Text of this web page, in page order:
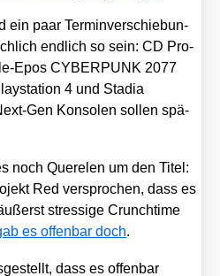
ein paar Ter­min­ver­schie­bun­
end­lich so sein: CD Pro­
Epos CYBERPUNK 2077
4 und Sta­dia
Gen Kon­so­len sol­len spä­
noch Que­re­len um den Titel:
Red ver­spro­chen, dass es
stres­si­ge Cruncht­i­me
es offen­bar doch.
dass es offen­bar